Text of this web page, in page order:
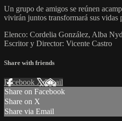
Un grupo de amigos se reúnen
vivirán juntos transformará sus vidas
Elenco: Cordelia González, Alba
Escritor y Director: Vicente Castro
Share with friends
Facebook XEmail
Share on Facebook
Share on X
Share via Email